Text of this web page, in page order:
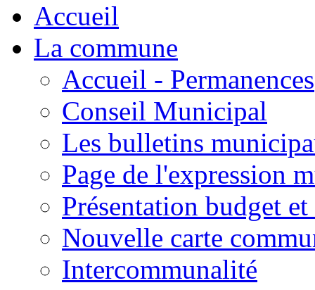
Accueil
La commune
Accueil - Permanences
Conseil Municipal
Les bulletins
Page de l'expression
Présentation budget
Nouvelle carte
Intercommunalité